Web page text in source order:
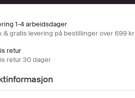
1-4 arbeidsdager
& gratis levering på bestillinger over 699 kr
retur
retur 30 dager